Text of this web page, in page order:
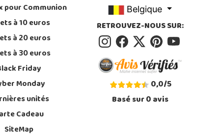
pour Communion
à 10 euros
à 20 euros
à 30 euros
Friday
Monday
unités
Cadeau
SiteMap
Belgique
RETROUVEZ-NOUS SUR:
0,0/5
Basé sur0avis